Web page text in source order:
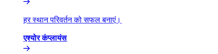
हर स्थान परिवर्तन को सफल बनाएं।​​
एश्योर कंप्लायंस​​